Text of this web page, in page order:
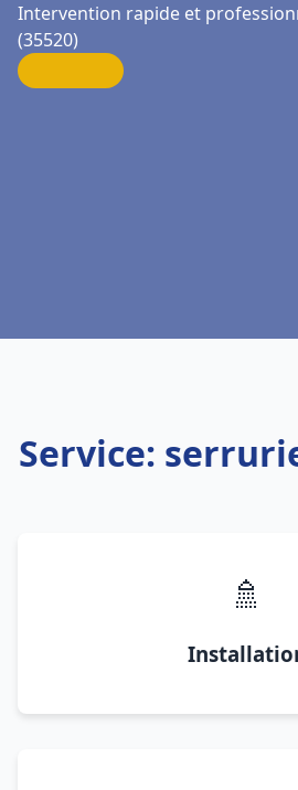
Intervention rapide et
(35520)
Service:
🚿